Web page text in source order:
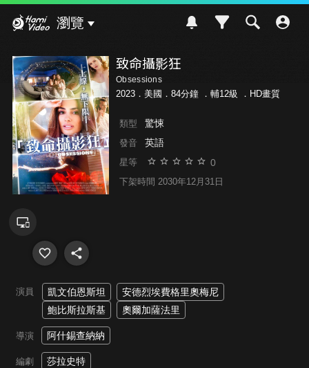
瀏覽
致命攝影狂
Obsessions
2023．美國．84分鐘 ． 輔12級 ．HD畫質
類型 驚悚
發音 英語
星等 0
下架時間 2030年12月31日
演員 凱文伯恩斯坦
安德烈埃費格里奧梅尼
鮑比斯拉斯基
奧爾加薩法里
導演 阿什錫查納納
編劇 莎拉史特